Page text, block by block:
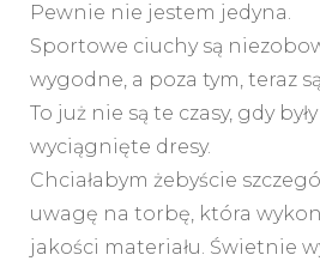
Pewnie nie jestem jedyna.
Sportowe ciuchy są
wygodne, a poza tym, teraz
To już nie są te czasy, gdy
wyciągnięte dresy.
Chciałabym żebyście
uwagę na torbę, która
jakości materiału. Świetnie